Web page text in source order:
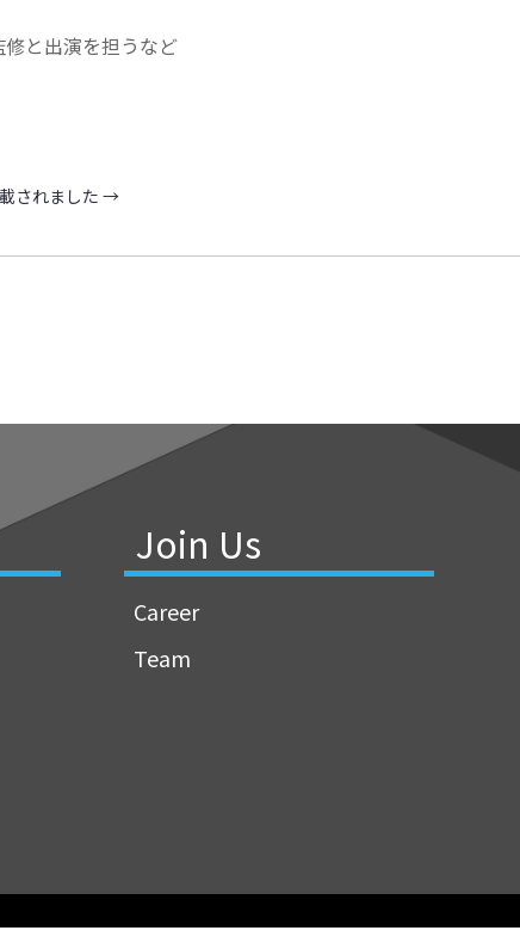
と出演を担うなど
されました →
Join Us
Career
Team